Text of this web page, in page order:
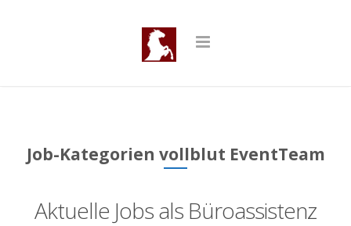
Job-Kategorien vollblut EventTeam
Aktuelle Jobs als Büroassistenz